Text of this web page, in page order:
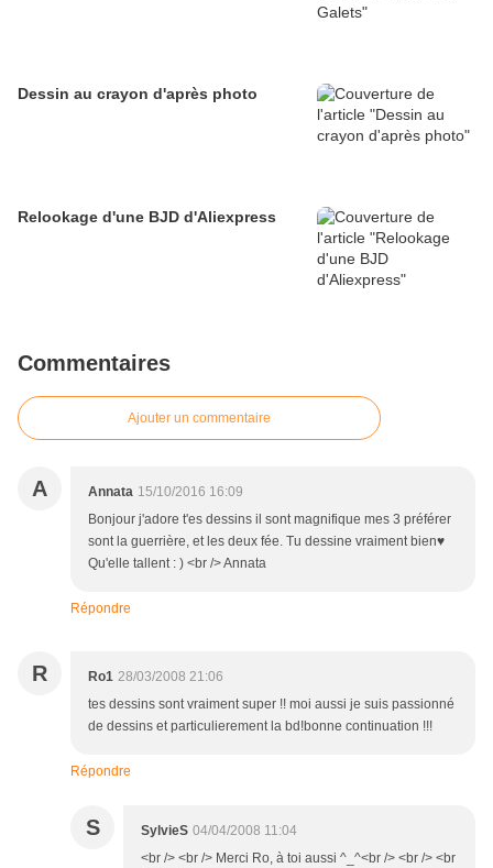
Dessin au crayon d'après photo
Relookage d'une BJD d'Aliexpress
Commentaires
Ajouter un commentaire
A Annata 15/10/2016 16:09
Bonjour j'adore t'es dessins il sont magnifique mes 3 préférer
sont la guerrière, et les deux fée. Tu dessine vraiment bien♥
Qu'elle tallent : ) <br /> Annata
Répondre
R Ro1 28/03/2008 21:06
tes dessins sont vraiment super !! moi aussi je suis passionné
de dessins et particulierement la bd!bonne continuation !!!
Répondre
S SylvieS 04/04/2008 11:04
<br /> <br /> Merci Ro, à toi aussi ^_^<br /> <br /> <br